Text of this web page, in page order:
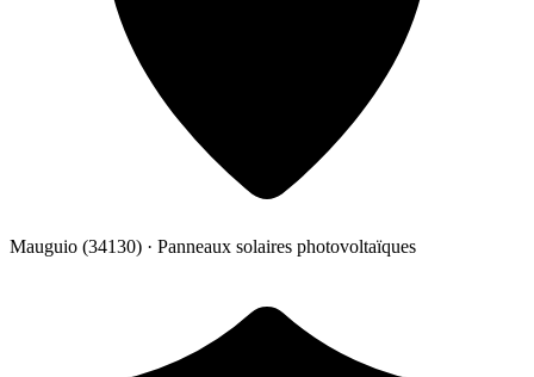
Mauguio (34130) · Panneaux solaires photovoltaïques